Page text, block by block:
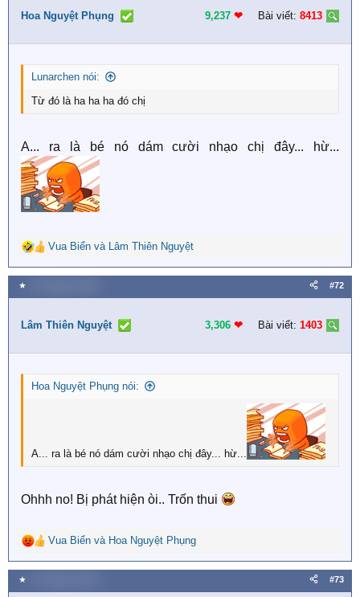
i
n
Hoa Nguyệt Phụng 9,237 ❤︎ Bài viết: 8413
Lunarchen nói:
Từ đó là ha ha ha đó chị
A... ra là bé nó dám cười nhạo chị đây... hừ...
R
e
a
c
i
n
Vua Biển và Lâm Thiên Nguyệt
★ #72
Lâm Thiên Nguyệt 3,306 ❤︎ Bài viết: 1403
Hoa Nguyệt Phụng nói:
A... ra là bé nó dám cười nhạo chị đây... hừ...
Ohhh no! Bị phát hiện òi.. Trốn thui
R
e
a
c
Vua Biển và Hoa Nguyệt Phụng
★ #73